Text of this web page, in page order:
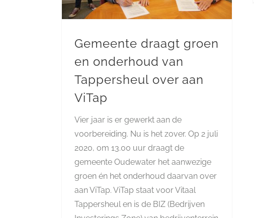
Gemeente draagt groen
en onderhoud van
Tappersheul over aan
ViTap
Vier jaar is er gewerkt aan de
voorbereiding. Nu is het zover. Op 2 juli
2020, om 13.00 uur draagt de
gemeente Oudewater het aanwezige
groen én het onderhoud daarvan over
aan ViTap. ViTap staat voor Vitaal
Tappersheul en is de BIZ (Bedrijven